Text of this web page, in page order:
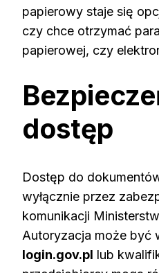
papierowy staje się
czy chce otrzymać
papierowej, czy
dostęp
Dostęp do
wyłącznie przez
komunikacji
Autoryzacja może być
login.gov.pl lub